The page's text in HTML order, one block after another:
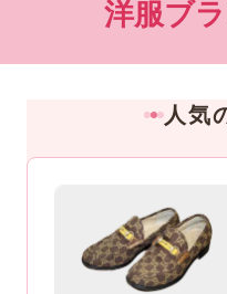
洋服ブ
人気